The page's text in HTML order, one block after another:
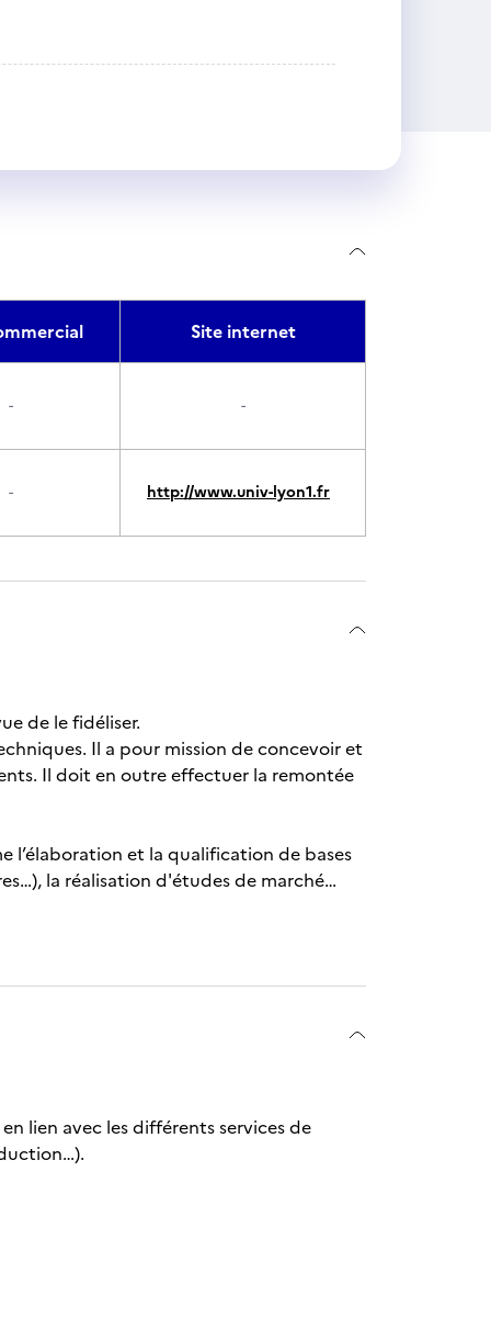
Site internet
- -
- http://www.univ-lyon1.fr
de le fidéliser.
Il a pour mission de concevoir et
Il doit en outre effectuer la remontée
l’élaboration et la qualification de bases
la réalisation d'études de marché…
lien avec les différents services de